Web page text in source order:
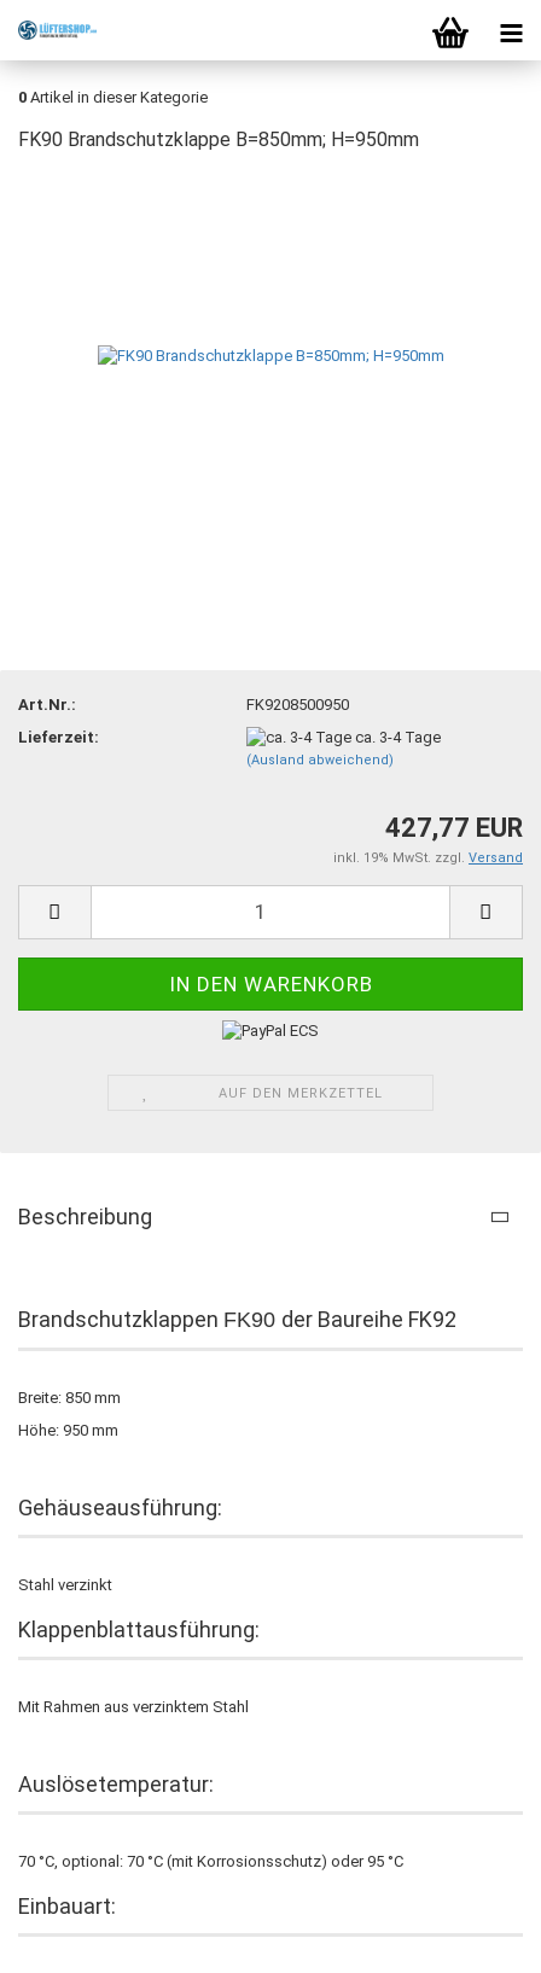
0 Artikel in dieser Kategorie
FK90 Brandschutzklappe B=850mm; H=950mm
Art.Nr.:
FK9208500950
Lieferzeit:
ca. 3-4 Tage
(Ausland abweichend)
427,77 EUR
inkl. 19% MwSt. zzgl. Versand
AUF DEN MERKZETTEL
Beschreibung
Brandschutzklappen FK90 der Baureihe FK92
Breite: 850 mm
Höhe: 950 mm
Gehäuseausführung:
Stahl verzinkt
Klappenblattausführung:
Mit Rahmen aus verzinktem Stahl
Auslösetemperatur:
70 °C, optional: 70 °C (mit Korrosionsschutz) oder 95 °C
Einbauart: